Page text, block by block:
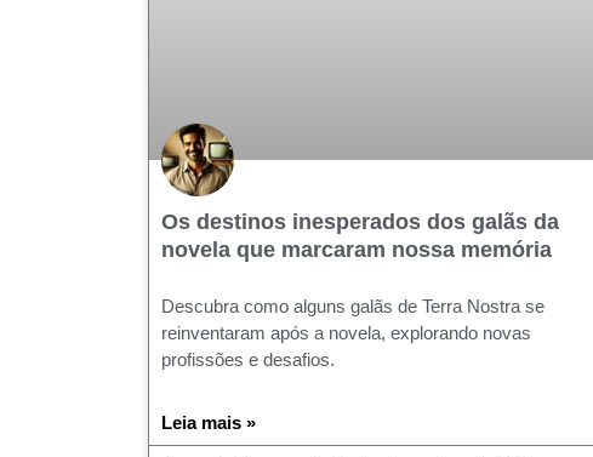
Os destinos inesperados dos galãs da
novela que marcaram nossa memória
Descubra como alguns galãs de Terra Nostra se
reinventaram após a novela, explorando novas
profissões e desafios.
Leia mais »